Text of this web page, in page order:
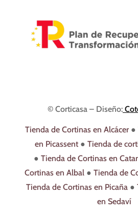
© Corticasa – Diseño:
Tienda de Cortinas en Alcácer●
en Picassent●Tienda de
● Tienda de Cortinas en
Cortinas en Albal● Tienda de
Tienda de Cortinas en Picaña●
en Sedaví